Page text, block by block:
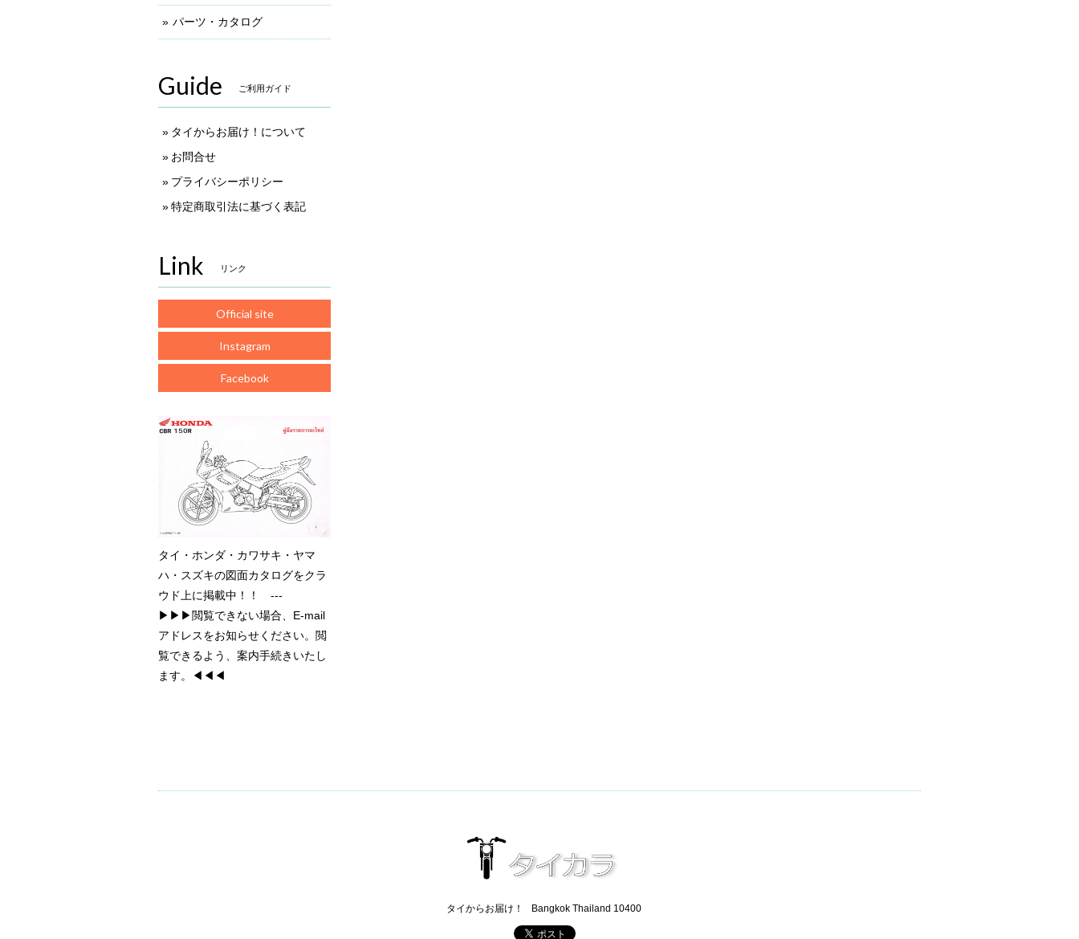
パーツ・カタログ
Guide ご利用ガイド
タイからお届け！について
お問合せ
プライバシーポリシー
特定商取引法に基づく表記
Link リンク
Official site
Instagram
Facebook
タイ・ホンダ・カワサキ・ヤマ
ハ・スズキの図面カタログをクラ
ウド上に掲載中！！ ---
▶▶▶閲覧できない場合、E-mail
アドレスをお知らせください。閲
覧できるよう、案内手続きいたし
ます。◀◀◀
タイからお届け！ Bangkok Thailand 10400